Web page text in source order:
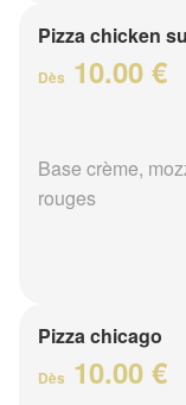
Pizza chicken
Dès 10.00 €
Base crème,
rouges
Pizza chicago
Dès 10.00 €